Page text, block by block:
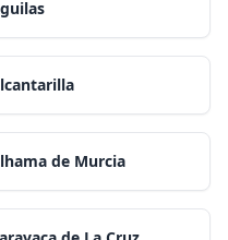
de Murcia